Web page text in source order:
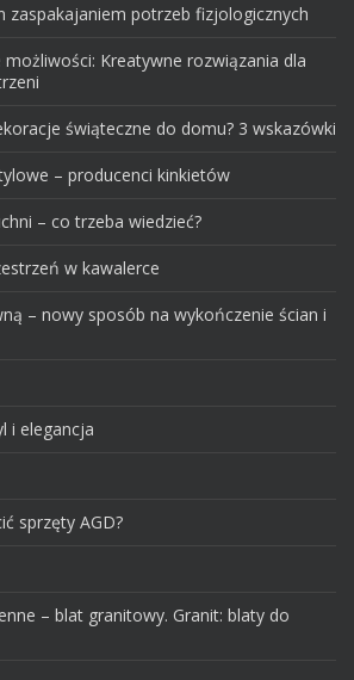
zaspakajaniem potrzeb fizjologicznych
możliwości: Kreatywne rozwiązania dla
świąteczne do domu? 3 wskazówki
– producenci kinkietów
– co trzeba wiedzieć?
w kawalerce
– nowy sposób na wykończenie ścian i
i elegancja
sprzęty AGD?
– blat granitowy. Granit: blaty do